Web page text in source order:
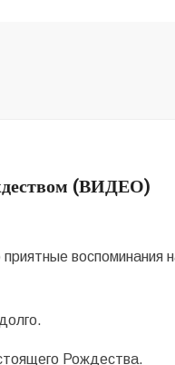
(ВИДЕО)
приятные воспоминания
Рождества.